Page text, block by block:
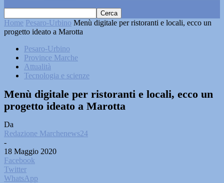
Home Pesaro-Urbino Menù digitale per ristoranti e locali, ecco un
progetto ideato a Marotta
Pesaro-Urbino
Province Marche
Attualità
Tecnologia e scienze
Menù digitale per ristoranti e locali, ecco un
progetto ideato a Marotta
Da
Redazione Marchenews24
-
18 Maggio 2020
Facebook
Twitter
WhatsApp